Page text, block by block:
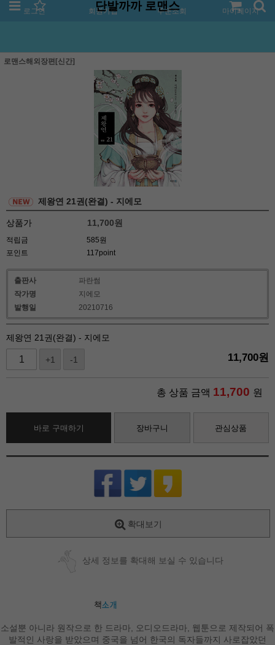
로그인 회원가입 주문조회 마이페이지
단발까까 로맨스
로맨스해외장편[신간]
제왕연 21권(완결) - 지에모
상품가 11,700원
적립금
585원
포인트
117point
출판사
파란썸
작가명
지에모
발행일
20210716
제왕연 21권(완결) - 지에모
+1 -1 11,700원
총 상품 금액 11,700 원
바로 구매하기 장바구니 관심상품
확대보기
상세 정보를 확대해 보실 수 있습니다
소설뿐 아니라 원작으로 한 드라마, 오디오드라마, 웹툰으로 제작되어 폭
발적인 사랑을 받았으며 중국을 넘어 한국의 독자들까지 사로잡았던